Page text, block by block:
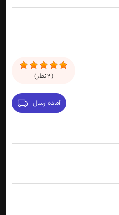
(
2نظر )
آماده ارسال